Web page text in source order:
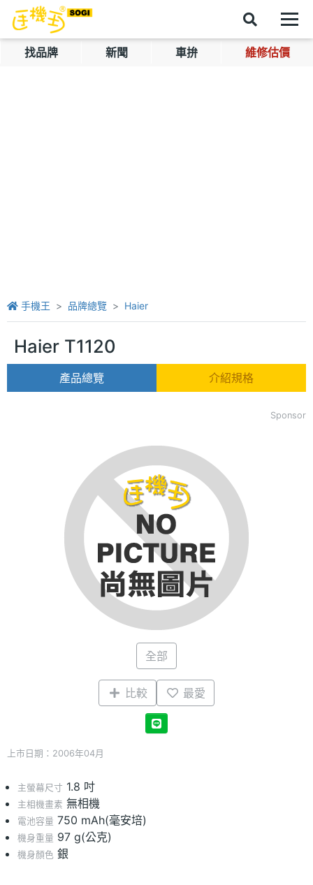
找品牌 新聞 車拚 維修估價
手機王 品牌總覽 Haier
Haier T1120
產品總覽 介紹規格
Sponsor
全部
比較 最愛
上市日期：2006年04月
主螢幕尺寸 1.8 吋
主相機畫素 無相機
電池容量 750 mAh(毫安培)
機身重量 97 g(公克)
機身顏色 銀